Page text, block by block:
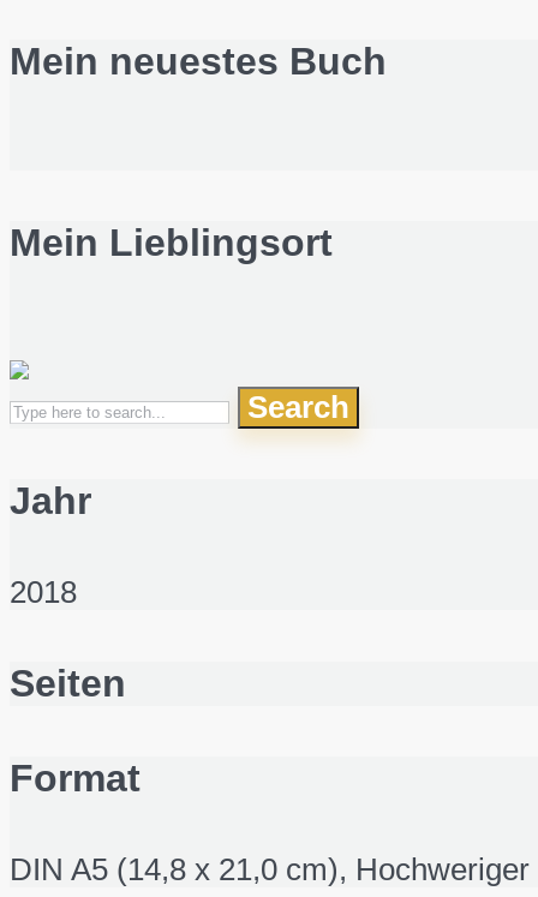
Mein neuestes Buch
Mein Lieblingsort
Search
Jahr
2018
Seiten
Format
DIN A5 (14,8 x 21,0 cm),